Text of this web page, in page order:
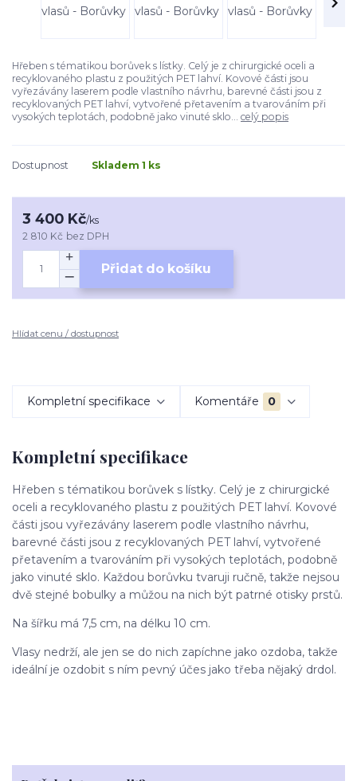
Hřeben s tématikou borůvek s lístky. Celý je z chirurgické oceli a
recyklovaného plastu z použitých PET lahví. Kovové části jsou
vyřezávány laserem podle vlastního návrhu, barevné části jsou z
recyklovaných PET lahví, vytvořené přetavením a tvarováním při
vysokých teplotách, podobně jako vinuté sklo... celý popis
Dostupnost Skladem 1 ks
3 400 Kč/ks
2 810 Kč bez DPH
Přidat do košíku
Hlídat cenu / dostupnost
Kompletní specifikace Komentáře 0
Kompletní specifikace
Hřeben s tématikou borůvek s lístky. Celý je z chirurgické
oceli a recyklovaného plastu z použitých PET lahví. Kovové
části jsou vyřezávány laserem podle vlastního návrhu,
barevné části jsou z recyklovaných PET lahví, vytvořené
přetavením a tvarováním při vysokých teplotách, podobně
jako vinuté sklo. Každou borůvku tvaruji ručně, takže nejsou
dvě stejné bobulky a můžou na nich být patrné otisky prstů.
Na šířku má 7,5 cm, na délku 10 cm.
Vlasy nedrží, ale jen se do nich zapíchne jako ozdoba, takže
ideální je ozdobit s ním pevný účes jako třeba nějaký drdol.